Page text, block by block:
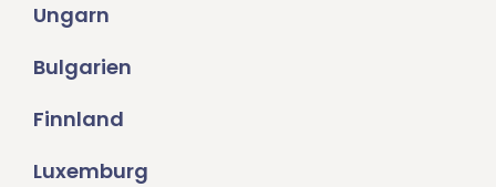
Ungarn
Bulgarien
Finnland
Luxemburg